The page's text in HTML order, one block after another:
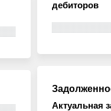
дебиторов
Актуальная